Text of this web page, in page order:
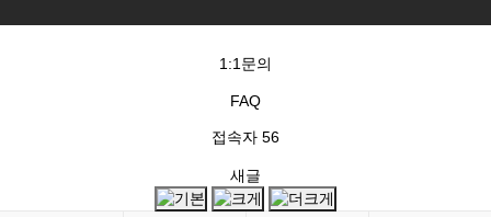
1:1문의
FAQ
접속자 56
새글